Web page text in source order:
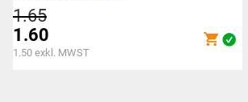
1.65Ursprünglicher
Preis
war:
1.60
Aktueller
1.50 exkl. MWST